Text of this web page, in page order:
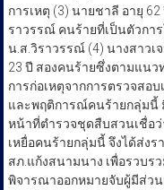
การเหตุ (3) นายชาลี อายุ
ราวรรณ์ คนร้ายที่เป็นตัวกา
น.ส.วิราวรรณ์ (4) นางสาวเ
23 ปี สองคนร้ายซึ่งตามแนว
การก่อเหตุจากการตรวจสอ
และพฤติการณ์คนร้ายกลุ่มนี้
หน้าที่ตำรวจชุดสืบสวนเชื่อว่
เหยื่อคนร้ายกลุ่มนี้ จึงได้ส่ง
สภ.แก้งสนามนาง เพื่อรวบ
พิจารณาออกหมายจับผู้มีส่วน